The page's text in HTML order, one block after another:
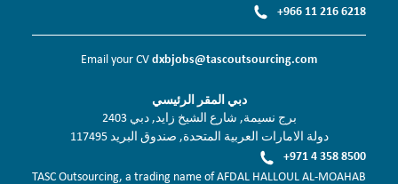
+966 11 216 6218
Email your CVdxbjobs@tascoutsourcing.com
دبي المقر الرئيسي
برج نسيمة, شارع الشيخ زايد, دبي 2403
دولة الامارات العربية المتحدة, صندوق البريد 117495
+971 4 358 8500
TASC Outsourcing, a trading name of AFDAL HALLOUL AL-MOAHAB